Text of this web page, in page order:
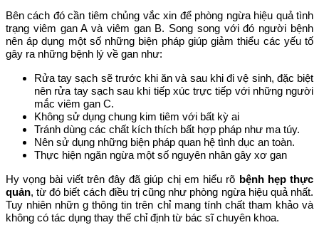
Bên cách đó cần tiêm chủng vắc xin để phòng ngừa hiệu quả tình
trạng viêm gan A và viêm gan B. Song song với đó người bệnh
nên áp dụng một số những biện pháp giúp giảm thiểu các yếu tố
gây ra những bệnh lý về gan như:
Rửa tay sạch sẽ trước khi ăn và sau khi đi vệ sinh, đặc biệt
nên rửa tay sạch sau khi tiếp xúc trực tiếp với những người
mắc viêm gan C.
Không sử dụng chung kim tiêm với bất kỳ ai
Tránh dùng các chất kích thích bất hợp pháp như ma túy.
Nên sử dụng những biện pháp quan hệ tình dục an toàn.
Thực hiện ngăn ngừa một số nguyên nhân gây xơ gan
Hy vọng bài viết trên đây đã giúp chị em hiểu rõ bệnh hẹp thực
quản, từ đó biết cách điều trị cũng như phòng ngừa hiệu quả nhất.
Tuy nhiên nhữn g thông tin trên chỉ mang tính chất tham khảo và
không có tác dụng thay thế chỉ định từ bác sĩ chuyên khoa.